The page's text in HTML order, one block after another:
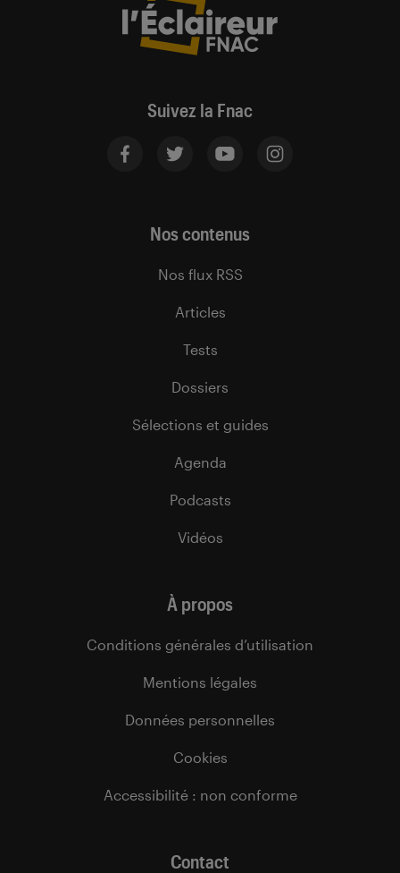
Suivez la Fnac
Nos contenus
Nos flux RSS
Articles
Tests
Dossiers
Sélections et guides
Agenda
Podcasts
Vidéos
À propos
Conditions générales d’utilisation
Mentions légales
Données personnelles
Cookies
Accessibilité : non conforme
Contact